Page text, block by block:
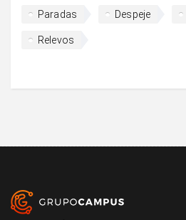
Paradas Despeje
Relevos